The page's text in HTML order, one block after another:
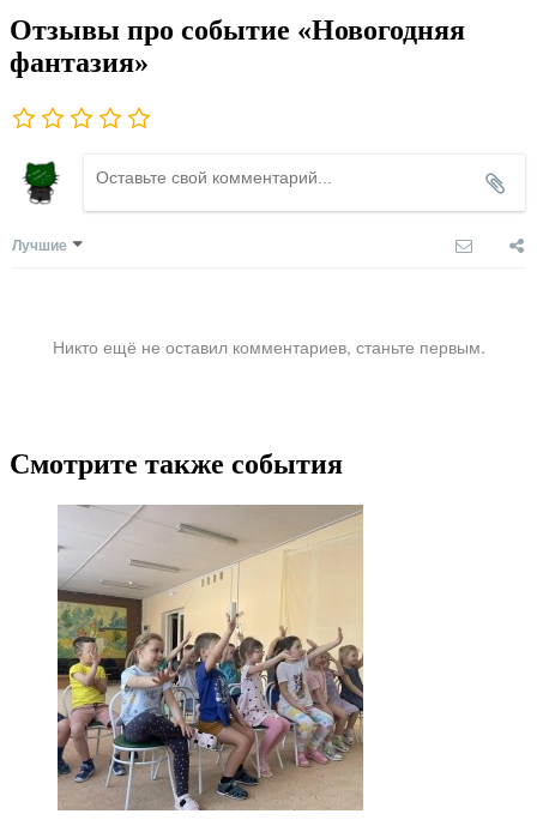
Отзывы про событие «Новогодняя
фантазия»
Лучшие
Никто ещё не оставил комментариев, станьте первым.
Смотрите также события